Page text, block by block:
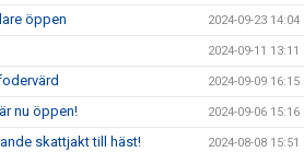
öppen 2024-09-23 14:04
2024-09-11 13:11
2024-09-09 16:15
nu öppen! 2024-09-06 15:16
skattjakt till häst! 2024-08-08 15:51